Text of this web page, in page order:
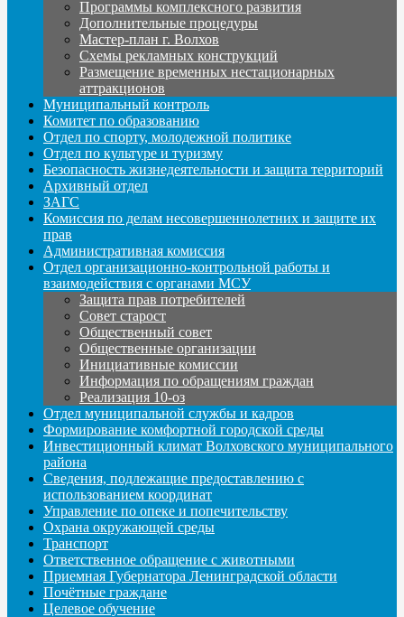
Программы комплексного развития
Дополнительные процедуры
Мастер-план г. Волхов
Схемы рекламных конструкций
Размещение временных нестационарных
аттракционов
Муниципальный контроль
Комитет по образованию
Отдел по спорту, молодежной политике
Отдел по культуре и туризму
Безопасность жизнедеятельности и защита территорий
Архивный отдел
ЗАГС
Комиссия по делам несовершеннолетних и защите их
прав
Административная комиссия
Отдел организационно-контрольной работы и
взаимодействия с органами МСУ
Защита прав потребителей
Совет старост
Общественный совет
Общественные организации
Инициативные комиссии
Информация по обращениям граждан
Реализация 10-оз
Отдел муниципальной службы и кадров
Формирование комфортной городской среды
Инвестиционный климат Волховского муниципального
района
Сведения, подлежащие предоставлению с
использованием координат
Управление по опеке и попечительству
Охрана окружающей среды
Транспорт
Ответственное обращение с животными
Приемная Губернатора Ленинградской области
Почётные граждане
Целевое обучение